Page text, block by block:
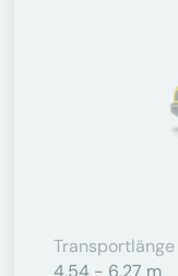
Transportlänge
4,54 - 6,27 m